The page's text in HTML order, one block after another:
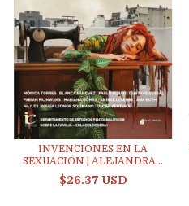
INVENCIONES EN LA
SEXUACIÓN | ALEJANDRA...
$26.37 USD